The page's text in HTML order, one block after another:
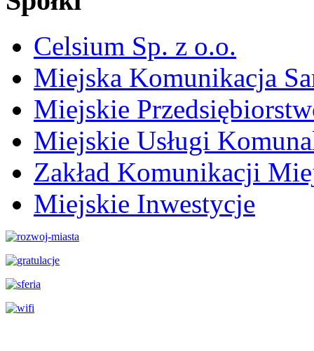
Celsium Sp. z o.o.
Miejska Komunikacja
Miejskie
Miejskie Usługi
Zakład Komunikacji
Miejskie Inwestycje